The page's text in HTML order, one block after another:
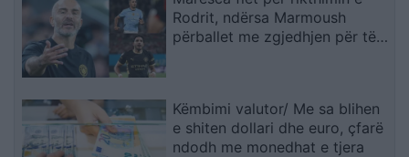
Rodrit, ndërsa Marmoush
përballet me zgjedhjen për të
Këmbimi valutor/ Me sa blihen
e shiten dollari dhe euro, çfarë
ndodh me monedhat e tjera